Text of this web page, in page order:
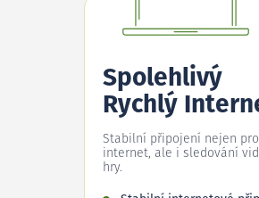
Spolehlivý
Rychlý
Stabilní připojení nejen
internet, ale i sledování
hry.